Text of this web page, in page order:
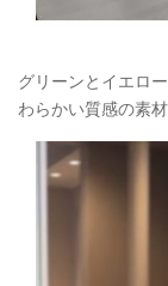
グリーンとイエロ
わらかい質感の素